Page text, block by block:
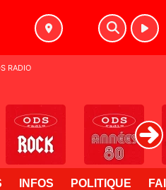
INFOS POLITIQUE
RADIO